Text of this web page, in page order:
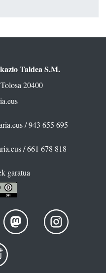
Taldea S.M.
20400
/ 943 655 695
/ 661 678 818
garatua